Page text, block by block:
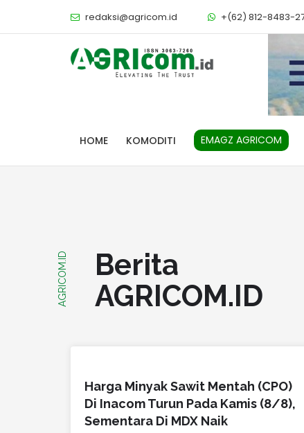
redaksi@agricom.id +(62) 812-8483-
HOME KOMODITI EMAGZ AGRICOM
AGRICOM.ID
Berita
AGRICOM.ID
Harga Minyak Sawit Mentah (CPO)
Di Inacom Turun Pada Kamis (8/8),
Sementara Di MDX Naik